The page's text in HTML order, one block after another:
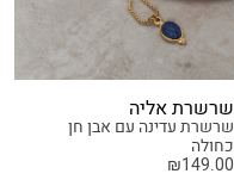
שרשרת אליה
שרשרת עדינה עם אבן חן
כחולה
₪149.00